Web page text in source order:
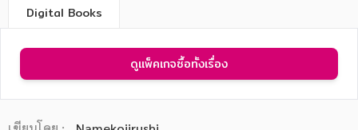
Digital Books
ดูแพ็คเกจซื้อทั้งเรื่อง